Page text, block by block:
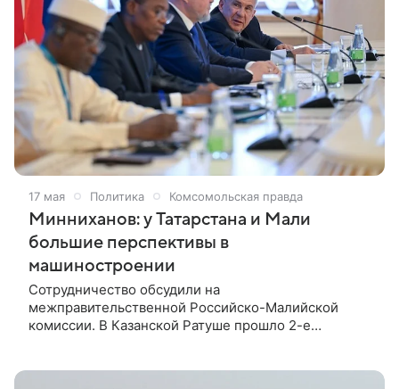
17 мая Политика Комсомольская правда
Минниханов: у Татарстана и Мали
большие перспективы в
машиностроении
Сотрудничество обсудили на
межправительственной Российско-Малийской
комиссии. В Казанской Ратуше прошло 2-е